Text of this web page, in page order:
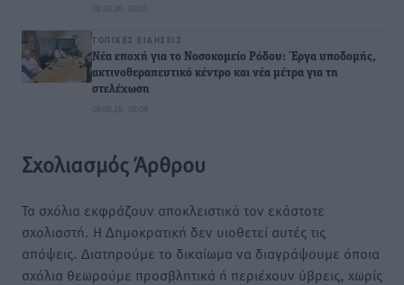
08.08.26 · 09:05
ΤΟΠΙΚΈΣ ΕΙΔΉΣΕΙΣ
Νέα εποχή για το Νοσοκομείο Ρόδου: Έργα υποδομής,
ακτινοθεραπευτικό κέντρο και νέα μέτρα για τη
στελέχωση
08.08.26 · 08:08
Σχολιασμός Άρθρου
Τα σχόλια εκφράζουν αποκλειστικά τον εκάστοτε
σχολιαστή. Η Δημοκρατική δεν υιοθετεί αυτές τις
απόψεις. Διατηρούμε το δικαίωμα να διαγράψουμε όποια
σχόλια θεωρούμε προσβλητικά ή περιέχουν ύβρεις, χωρίς